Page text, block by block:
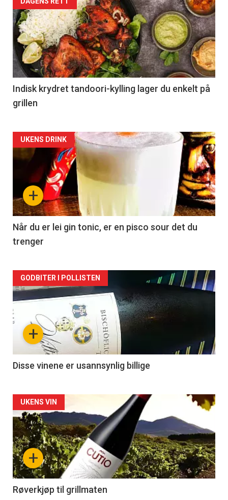
Indisk krydret tandoori-kylling lager du enkelt på
grillen
Forsiden
akkurat
nå
-
2
+
UKENS DRINK
Når du er lei gin tonic, er en pisco sour det du
trenger
Forsiden
akkurat
nå
3
+
GODBITER I POLLISTEN
Disse vinene er usannsynlig billige
Forsiden
akkurat
nå
-
4
+
UKENS VIN
Røverkjøp til grillmaten